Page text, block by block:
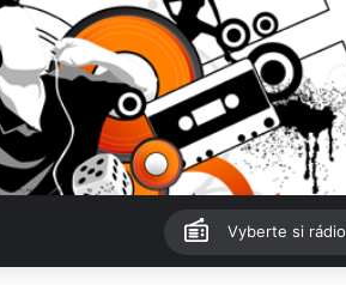
Vyberte si rádio